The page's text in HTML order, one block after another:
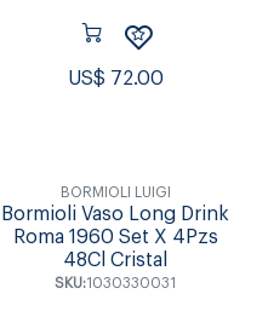
US$ 72.00
BORMIOLI LUIGI
Bormioli Vaso Long Drink
Roma 1960 Set X 4Pzs
48Cl Cristal
SKU:1030330031